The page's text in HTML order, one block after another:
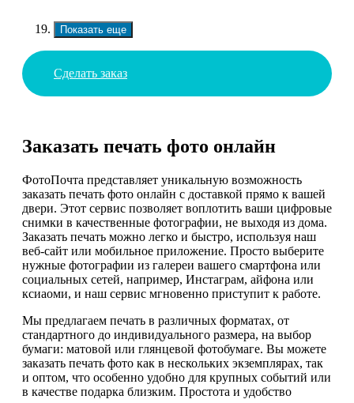
Показать еще
Сделать заказ
Заказать печать фото онлайн
ФотоПочта представляет уникальную возможность
заказать печать фото онлайн с доставкой прямо к вашей
двери. Этот сервис позволяет воплотить ваши цифровые
снимки в качественные фотографии, не выходя из дома.
Заказать печать можно легко и быстро, используя наш
веб-сайт или мобильное приложение. Просто выберите
нужные фотографии из галереи вашего смартфона или
социальных сетей, например, Инстаграм, айфона или
ксиаоми, и наш сервис мгновенно приступит к работе.
Мы предлагаем печать в различных форматах, от
стандартного до индивидуального размера, на выбор
бумаги: матовой или глянцевой фотобумаге. Вы можете
заказать печать фото как в нескольких экземплярах, так
и оптом, что особенно удобно для крупных событий или
в качестве подарка близким. Простота и удобство